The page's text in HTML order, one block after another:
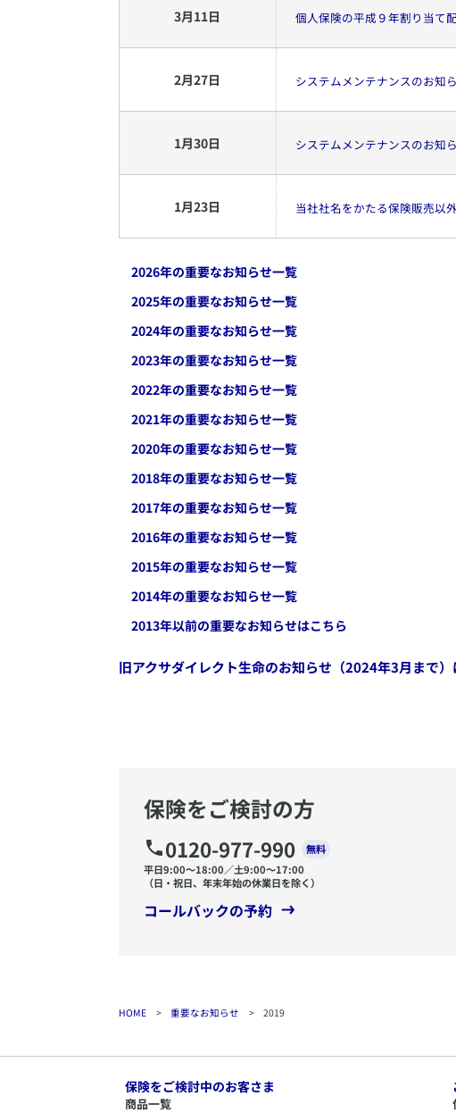
3月11日 個人保険の平成９年割り当て
2月27日 システムメンテナンスのお知
1月30日 システムメンテナンスのお知
1月23日 当社社名をかたる保険販売以
2026年の重要なお知らせ一覧
2025年の重要なお知らせ一覧
2024年の重要なお知らせ一覧
2023年の重要なお知らせ一覧
2022年の重要なお知らせ一覧
2021年の重要なお知らせ一覧
2020年の重要なお知らせ一覧
2018年の重要なお知らせ一覧
2017年の重要なお知らせ一覧
2016年の重要なお知らせ一覧
2015年の重要なお知らせ一覧
2014年の重要なお知らせ一覧
2013年以前の重要なお知らせはこちら
旧アクサダイレクト生命のお知らせ（2024年3月まで）
保険をご検討の方
0120-977-990
無料
平日9:00〜18:00／土9:00〜17:00
（日・祝日、年末年始の休業日を除く）
コールバックの予約
HOME > 重要なお知らせ > 2019
保険をご検討中のお客さま
商品一覧